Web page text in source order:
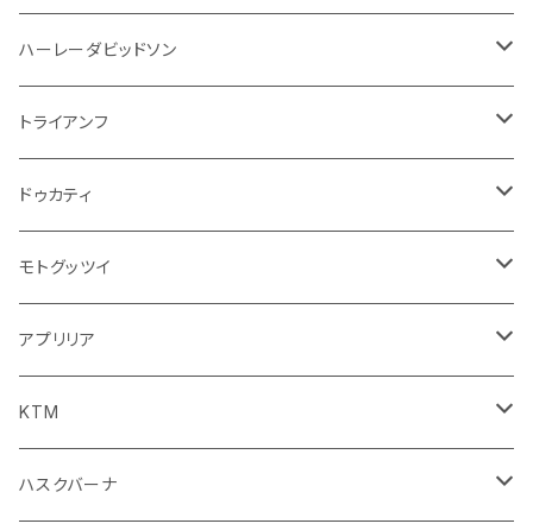
ドリンクホルダー
携帯・スマホホルダー
ステッカー
ダッシュボード
外装系
スポイラー系
シートカバー
その他
エンジン系
オイル系
その他
フロントガラス回り
ワイパー
リアガラス回り
ライト系
フォグランプ
ミラー系
足回り
ウインカー
モーター系
ミラー
ブレーキ系
クラッチブレーキレバー
駆動系
その他
フェンダー系
足回り
ミラー
ハンドル系
足回り
サスペンション
タンク系
キャップ
ブレーキ系
ブレーキ・クラッチレバー
ハーレーダビッドソン
ミラー
トライアンフ
ミラー
ドゥカティ
ミラー
その他
ブレーキ系
ブレーキクラッチレバー
フェンダー系
モトグッツイ
ミラー
アプリリア
ミラー
ブレーキ系
KTM
ミラー
ハスクバーナ